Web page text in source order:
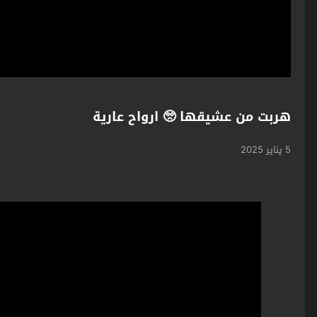
هربت من عشيقها 🥺 ارواح عارية
5 يناير 2025